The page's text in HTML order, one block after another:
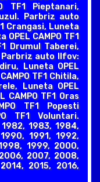
TF1 Pieptanari,
Parbriz auto
Crangasi, Luneta
OPEL CAMPO TF1
Drumul Taberei,
Parbriz auto Ilfov:
Luneta OPEL
TF1 Chitila,
Luneta OPEL
CAMPO TF1 Oras
TF1 Popesti
TF1 Voluntari.
1983, 1984,
1991, 1992,
1999, 2000,
2007, 2008,
2015, 2016,